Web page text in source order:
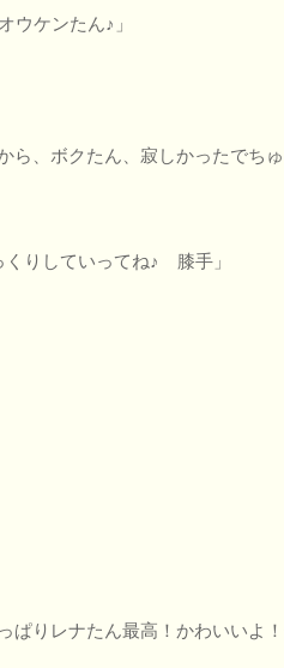
ウケンたん♪」
ら、ボクたん、寂しかったでち
くりしていってね♪ 膝手」
ぱりレナたん最高！かわいいよ